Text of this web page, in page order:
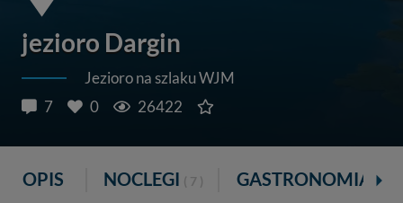
jezioro Dargin
Jezioro na szlaku WJM
7
0 26422
OPIS NOCLEGI ( 7 ) GASTRONOMIA ( 1 )